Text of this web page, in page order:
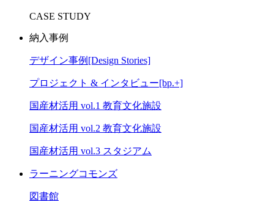
CASE STUDY
納入事例
デザイン事例[Design Stories]
プロジェクト & インタビュー[bp.+]
国産材活用 vol.1 教育文化施設
国産材活用 vol.2 教育文化施設
国産材活用 vol.3 スタジアム
ラーニングコモンズ
図書館